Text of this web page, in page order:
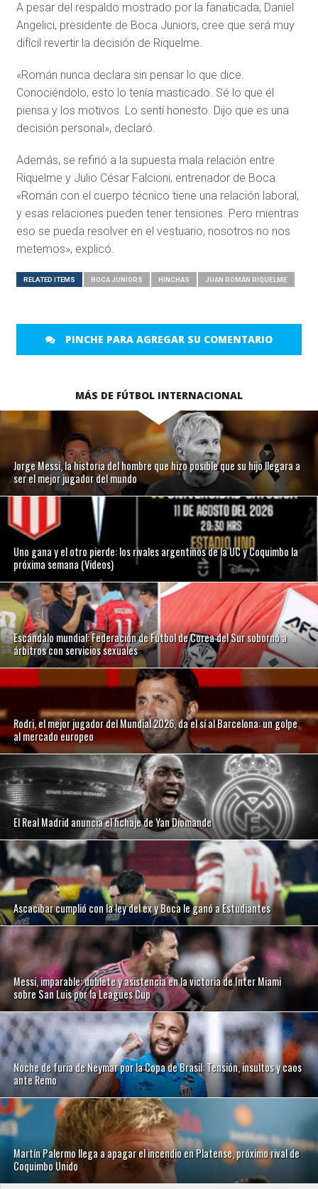
A pesar del respaldo mostrado por la fanaticada, Daniel
Angelici, presidente de Boca Juniors, cree que será muy
difícil revertir la decisión de Riquelme.
«Román nunca declara sin pensar lo que dice.
Conociéndolo, esto lo tenía masticado. Sé lo que él
piensa y los motivos. Lo sentí honesto. Dijo que es una
decisión personal», declaró.
Además, se refirió a la supuesta mala relación entre
Riquelme y Julio César Falcioni, entrenador de Boca.
«Román con el cuerpo técnico tiene una relación laboral,
y esas relaciones pueden tener tensiones. Pero mientras
eso se pueda resolver en el vestuario, nosotros no nos
metemos», explicó.
RELATED ITEMS BOCA JUNIORS HINCHAS JUAN ROMÁN RIQUELME
PINCHE PARA AGREGAR SU COMENTARIO
MÁS DE FÚTBOL INTERNACIONAL
Jorge Messi, la historia del hombre que hizo posible que su hijo llegara a
ser el mejor jugador del mundo
Uno gana y el otro pierde: los rivales argentinos de la UC y Coquimbo la
próxima semana (Videos)
Escándalo mundial: Federación de Fútbol de Corea del Sur sobornó a
árbitros con servicios sexuales
Rodri, el mejor jugador del Mundial 2026, da el sí al Barcelona: un golpe
al mercado europeo
El Real Madrid anuncia el fichaje de Yan Diomande
Ascacibar cumplió con la ley del ex y Boca le ganó a Estudiantes
Messi, imparable: doblete y asistencia en la victoria de Inter Miami
sobre San Luis por la Leagues Cup
Noche de furia de Neymar por la Copa de Brasil: Tensión, insultos y caos
ante Remo
Martín Palermo llega a apagar el incendio en Platense, próximo rival de
Coquimbo Unido